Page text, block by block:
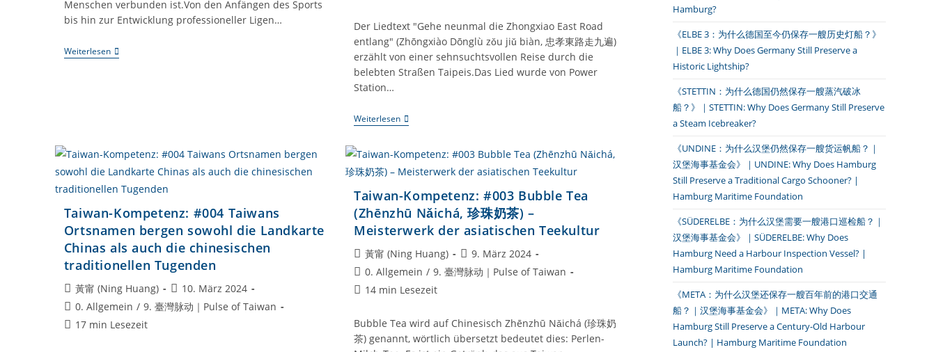
Menschen verbunden ist.Von den Anfängen des Sports
bis hin zur Entwicklung professioneller Ligen…
WeiterlesenTaiwan-
Kompetenz:
Der Liedtext "Gehe neunmal die Zhongxiao East Road
entlang" (Zhōngxiào Dōnglù zǒu jiǔ biàn, 忠孝東路走九遍)
erzählt von einer sehnsuchtsvollen Reise durch die
belebten Straßen Taipeis.Das Lied wurde von Power
Station…
WeiterlesenTaiwan-
Kompetenz:
Das
Lied
“Gehe
Die
Zhongxiao
East
Road
(Zhōngxiào
Dōnglù
Zǒu
Jiǔ
Biàn,
孝
東
路
Taiwan-Kompetenz: #004 Taiwans
Ortsnamen bergen sowohl die Landkarte
Chinas als auch die chinesischen
traditionellen Tugenden
Beitrags-
Autor:
黃甯 (Ning Huang)
Beitrag
veröffentlicht:
10. März 2024
Beitrags-
Kategorie:
0. Allgemein / 9. 臺灣脉动｜Pulse of Taiwan
Lesedauer:
17 min Lesezeit
Taiwan-Kompetenz: #003 Bubble Tea
(Zhēnzhū Nǎichá, 珍珠奶茶) –
Meisterwerk der asiatischen Teekultur
Beitrags-
Autor:
黃甯 (Ning Huang)
Beitrag
veröffentlicht:
9. März 2024
Beitrags-
Kategorie:
0. Allgemein / 9. 臺灣脉动｜Pulse of Taiwan
Lesedauer:
14 min Lesezeit
Bubble Tea wird auf Chinesisch Zhēnzhū Nǎichá (珍珠奶
茶) genannt, wörtlich übersetzt bedeutet dies: Perlen-
Hamburg?
《ELBE 3：为什么德国至今仍保存一艘历史灯船？》
｜ELBE 3: Why Does Germany Still Preserve a
Historic Lightship?
《STETTIN：为什么德国仍然保存一艘蒸汽破冰
船？》｜STETTIN: Why Does Germany Still Preserve
a Steam Icebreaker?
《UNDINE：为什么汉堡仍然保存一艘货运帆船？｜
汉堡海事基金会》｜UNDINE: Why Does Hamburg
Still Preserve a Traditional Cargo Schooner? |
Hamburg Maritime Foundation
《SÜDERELBE：为什么汉堡需要一艘港口巡检船？｜
汉堡海事基金会》｜SÜDERELBE: Why Does
Hamburg Need a Harbour Inspection Vessel? |
Hamburg Maritime Foundation
《META：为什么汉堡还保存一艘百年前的港口交通
船？｜汉堡海事基金会》｜META: Why Does
Hamburg Still Preserve a Century-Old Harbour
Launch? | Hamburg Maritime Foundation